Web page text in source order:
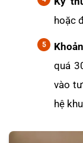
hoặc
quá
vào
hệ